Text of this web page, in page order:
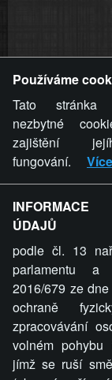
videa a
stránky týče, ani
stránku,
komentáře
provozovateli
Používáme
Tato stránka
nezbytné
zajištění
fungování.
ÚDAJŮ
podle čl. 13
parlamentu
2016/679 ze
ochraně
zpracovávání
volném pohybu
jímž se ruší